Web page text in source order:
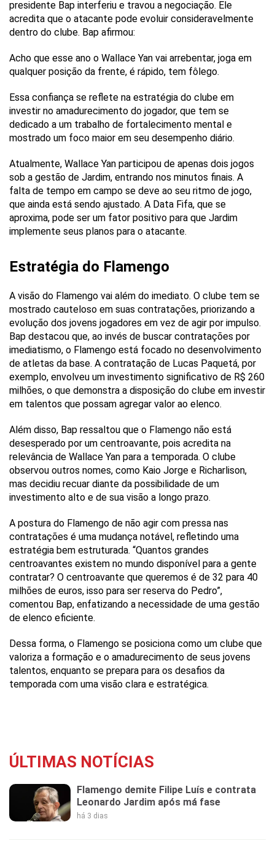
presidente Bap interferiu e travou a negociação. Ele
acredita que o atacante pode evoluir consideravelmente
dentro do clube. Bap afirmou:
Acho que esse ano o Wallace Yan vai arrebentar, joga em
qualquer posição da frente, é rápido, tem fôlego.
Essa confiança se reflete na estratégia do clube em
investir no amadurecimento do jogador, que tem se
dedicado a um trabalho de fortalecimento mental e
mostrado um foco maior em seu desempenho diário.
Atualmente, Wallace Yan participou de apenas dois jogos
sob a gestão de Jardim, entrando nos minutos finais. A
falta de tempo em campo se deve ao seu ritmo de jogo,
que ainda está sendo ajustado. A Data Fifa, que se
aproxima, pode ser um fator positivo para que Jardim
implemente seus planos para o atacante.
Estratégia do Flamengo
A visão do Flamengo vai além do imediato. O clube tem se
mostrado cauteloso em suas contratações, priorizando a
evolução dos jovens jogadores em vez de agir por impulso.
Bap destacou que, ao invés de buscar contratações por
imediatismo, o Flamengo está focado no desenvolvimento
de atletas da base. A contratação de Lucas Paquetá, por
exemplo, envolveu um investimento significativo de R$ 260
milhões, o que demonstra a disposição do clube em investir
em talentos que possam agregar valor ao elenco.
Além disso, Bap ressaltou que o Flamengo não está
desesperado por um centroavante, pois acredita na
relevância de Wallace Yan para a temporada. O clube
observou outros nomes, como Kaio Jorge e Richarlison,
mas decidiu recuar diante da possibilidade de um
investimento alto e de sua visão a longo prazo.
A postura do Flamengo de não agir com pressa nas
contratações é uma mudança notável, refletindo uma
estratégia bem estruturada. “Quantos grandes
centroavantes existem no mundo disponível para a gente
contratar? O centroavante que queremos é de 32 para 40
milhões de euros, isso para ser reserva do Pedro”,
comentou Bap, enfatizando a necessidade de uma gestão
de elenco eficiente.
Dessa forma, o Flamengo se posiciona como um clube que
valoriza a formação e o amadurecimento de seus jovens
talentos, enquanto se prepara para os desafios da
temporada com uma visão clara e estratégica.
ÚLTIMAS NOTÍCIAS
Flamengo demite Filipe Luís e contrata
Leonardo Jardim após má fase
há 3 dias